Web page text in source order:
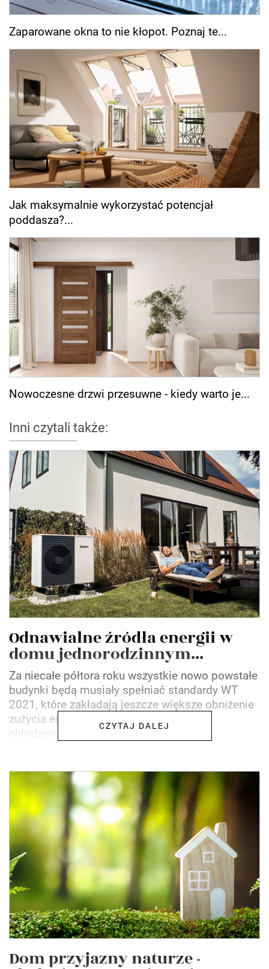
Zaparowane okna to nie kłopot. Poznaj te...
Jak maksymalnie wykorzystać potencjał
poddasza?...
Nowoczesne drzwi przesuwne - kiedy warto je...
Inni czytali także:
Odnawialne źródła energii w
domu jednorodzinnym...
Za niecałe półtora roku wszystkie nowo powstałe
budynki będą musiały spełniać standardy WT
2021, które zakładają jeszcze większe obniżenie
zużycia energii pierwotnej (ogrzewanie,
chłodzenie,...
CZYTAJ DALEJ
Dom przyjazny naturze -